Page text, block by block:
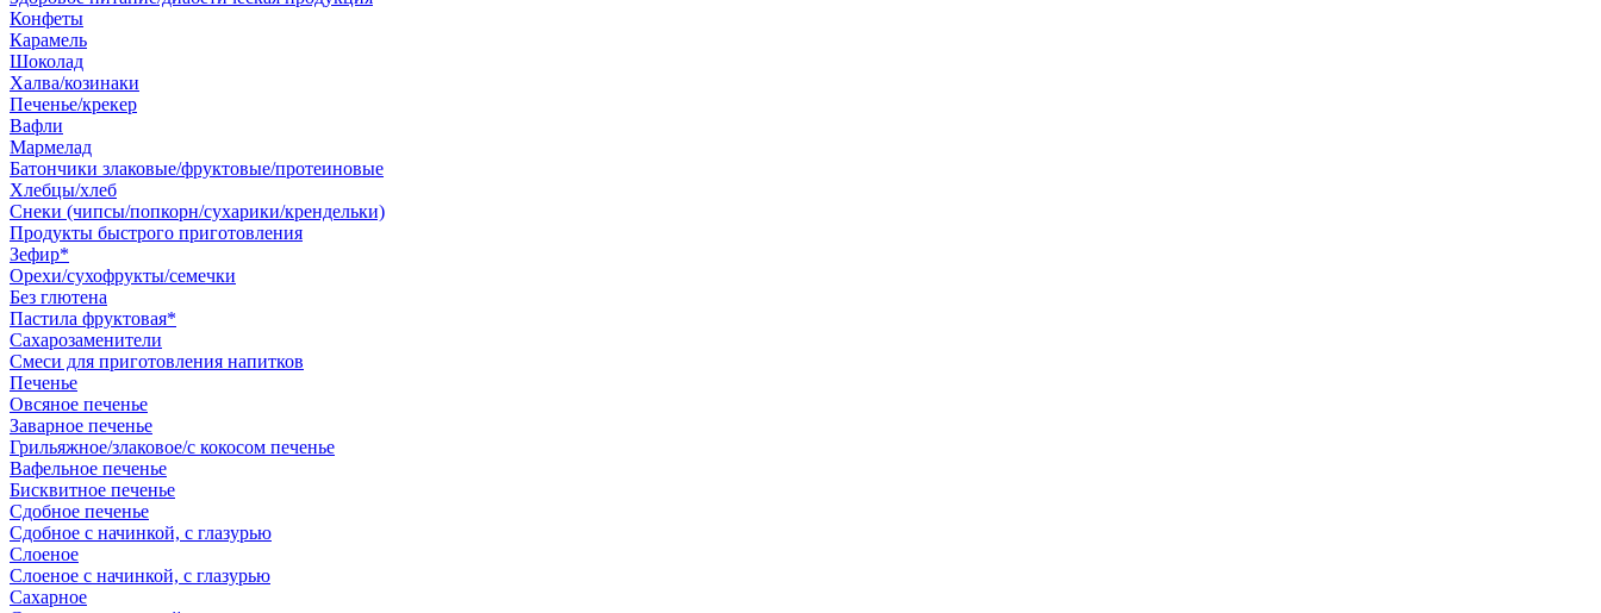
Конфеты
Карамель
Шоколад
Халва/козинаки
Печенье/крекер
Вафли
Мармелад
Батончики злаковые/фруктовые/протеиновые
Хлебцы/хлеб
Снеки (чипсы/попкорн/сухарики/крендельки)
Продукты быстрого приготовления
Зефир*
Орехи/сухофрукты/семечки
Без глютена
Пастила фруктовая*
Сахарозаменители
Смеси для приготовления напитков
Печенье
Овсяное печенье
Заварное печенье
Грильяжное/злаковое/с кокосом печенье
Вафельное печенье
Бисквитное печенье
Сдобное печенье
Сдобное с начинкой, с глазурью
Слоеное
Слоеное с начинкой, с глазурью
Сахарное